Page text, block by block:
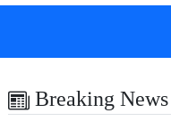
Breaking News